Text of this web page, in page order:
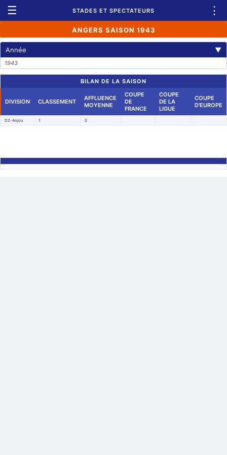
☰ STADES ET SPECTATEURS ⋮
ANGERS SAISON 1943
Année ▼
1943
BILAN DE LA SAISON
DIVISION CLASSEMENT
AFFLUENCE
MOYENNE
COUPE
DE
FRANCE
COUPE
DE LA
LIGUE
COUPE
D'EUROPE
D2-Anjou 1 0